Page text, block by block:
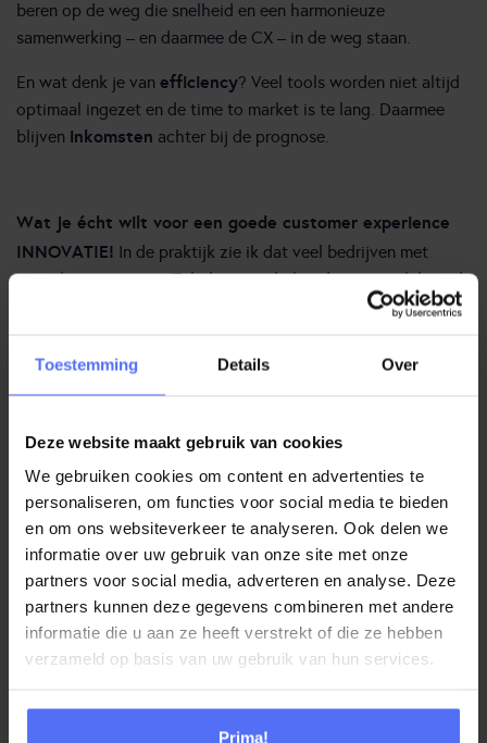
Toestemming Details Over
Deze website maakt gebruik van cookies
We gebruiken cookies om content en advertenties te
personaliseren, om functies voor social media te bieden
en om ons websiteverkeer te analyseren. Ook delen we
informatie over uw gebruik van onze site met onze
partners voor social media, adverteren en analyse. Deze
partners kunnen deze gegevens combineren met andere
informatie die u aan ze heeft verstrekt of die ze hebben
verzameld op basis van uw gebruik van hun services.
Prima!
beren op de weg die snelheid en een harmonieuze
samenwerking – en daarmee de CX – in de weg staan.
En wat denk je van efficiency? Veel tools worden niet altijd
optimaal ingezet en de time to market is te lang. Daarmee
blijven inkomsten achter bij de prognose.
Wat je écht wilt voor een goede customer experience
INNOVATIE! In de praktijk zie ik dat veel bedrijven met
name bezig zijn met IT, beheer, onderhoud en nauwelijks tijd
hebben voor innovatie. En juist dát is het sleutelwoord om
ideale wereld:
te zijn
bedienen zonder (veel) extra agenten te moeten
inzetten
Verhoog je de efficiency en verlaag je de kosten
(bijvoorbeeld door inzet van chatbots)
Verhoog je de revenu’s door meer innovatief te zijn
(bijv. inzet van Bots en/of Artificial Intelligence)
Bedien je bestaande klanten door kosteneffectief te
innovatieve toepassingen
Wil de business meer digitale kanalen kunnen inzetten,